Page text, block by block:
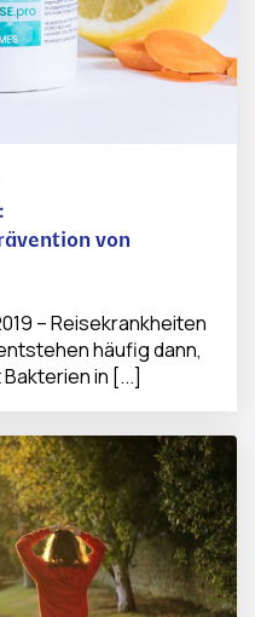
von
– Reisekrankheiten
häufig dann,
in [...]